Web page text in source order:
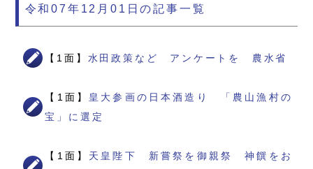
令和07年12月01日の記事一覧
【1面】 水田政策など アンケートを 農水省
【1面】 皇大参画の日本酒造り 「農山漁村の
宝」に選定
【1面】 天皇陛下 新嘗祭を御親祭 神饌をお